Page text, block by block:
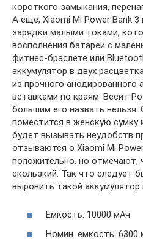
короткого замыкания,
А еще, Xiaomi Mi Power Bank
зарядки малыми токами,
восполнения батареи с
фитнес-браслете или
аккумулятор в двух
из прочного
вставками по краям. Весит
большим его назвать нельзя.
поместится в женскую сумку
будет вызывать неудобств
отзываются о Xiaomi Mi
положительно, но отмечают,
скользкий. Так что следует
выронить такой аккумулятор
Емкость: 10000 мАч.
Номин. емкость: 6300